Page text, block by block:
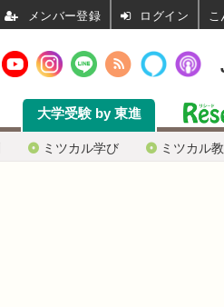
ミツカル学び ミツカル
大学受験 by 東進
ログイン